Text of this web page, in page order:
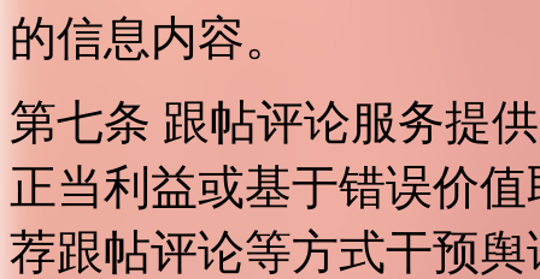
的信息内容。
第七条 跟帖评论服务提
正当利益或基于错误价
荐跟帖评论等方式干预